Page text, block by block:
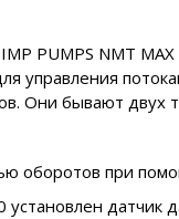
PUMPS NMT
управления
Они бывают двух
оборотов при
установлен